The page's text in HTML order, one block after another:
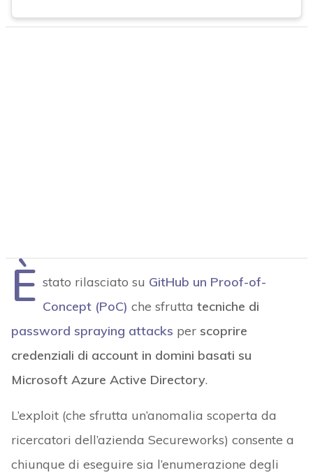
È stato rilasciato su GitHub un Proof-of-
Concept (PoC) che sfrutta tecniche di
password spraying attacks per scoprire
credenziali di account in domini basati su
Microsoft Azure Active Directory.
L’exploit (che sfrutta un’anomalia scoperta da
ricercatori dell’azienda Secureworks) consente a
chiunque di eseguire sia l’enumerazione degli